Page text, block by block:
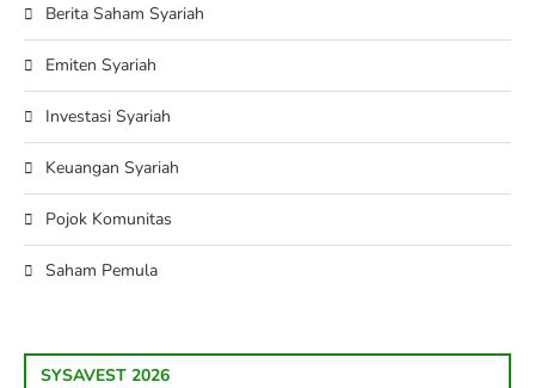
Berita Saham Syariah
Emiten Syariah
Investasi Syariah
Keuangan Syariah
Pojok Komunitas
Saham Pemula
SYSAVEST 2026